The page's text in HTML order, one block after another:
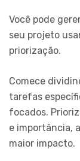
Você pode
seu projeto
priorização.
Comece
tarefas
focados.
e importância,
maior impacto.